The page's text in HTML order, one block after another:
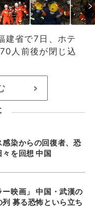
建省で7日、ホテ
人前後が閉じ込
>
感染からの回復者、恐
を回想 中国
ー映画」 中国・武漢の
募る恐怖といら立ち